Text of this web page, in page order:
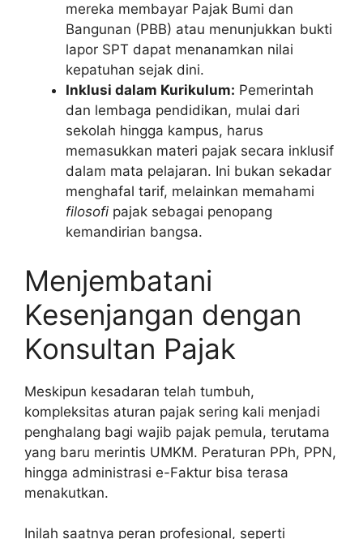
mereka membayar Pajak Bumi dan
Bangunan (PBB) atau menunjukkan bukti
lapor SPT dapat menanamkan nilai
kepatuhan sejak dini.
Inklusi dalam Kurikulum: Pemerintah
dan lembaga pendidikan, mulai dari
sekolah hingga kampus, harus
memasukkan materi pajak secara inklusif
dalam mata pelajaran. Ini bukan sekadar
menghafal tarif, melainkan memahami
filosofi pajak sebagai penopang
kemandirian bangsa.
Menjembatani
Kesenjangan dengan
Konsultan Pajak
Meskipun kesadaran telah tumbuh,
kompleksitas aturan pajak sering kali menjadi
penghalang bagi wajib pajak pemula, terutama
yang baru merintis UMKM. Peraturan PPh, PPN,
hingga administrasi e-Faktur bisa terasa
menakutkan.
Inilah saatnya peran profesional, seperti